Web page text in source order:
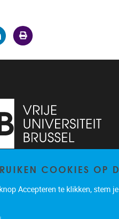
5 1050 Brussel
brispo@vub.be
COOKIES OP
Accepteren te klikken, stem